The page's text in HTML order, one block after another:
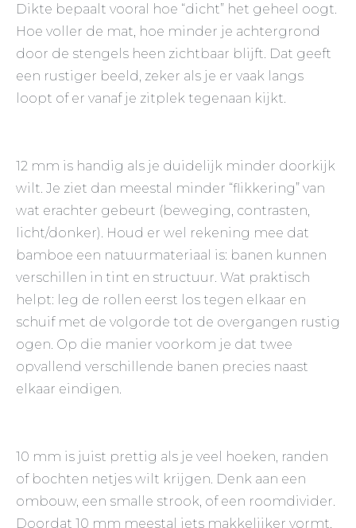
Dikte bepaalt vooral hoe “dicht” het geheel oogt.
Hoe voller de mat, hoe minder je achtergrond
door de stengels heen zichtbaar blijft. Dat geeft
een rustiger beeld, zeker als je er vaak langs
loopt of er vanaf je zitplek tegenaan kijkt.
12 mm is handig als je duidelijk minder doorkijk
wilt. Je ziet dan meestal minder “flikkering” van
wat erachter gebeurt (beweging, contrasten,
licht/donker). Houd er wel rekening mee dat
bamboe een natuurmateriaal is: banen kunnen
verschillen in tint en structuur. Wat praktisch
helpt: leg de rollen eerst los tegen elkaar en
schuif met de volgorde tot de overgangen rustig
ogen. Op die manier voorkom je dat twee
opvallend verschillende banen precies naast
elkaar eindigen.
10 mm is juist prettig als je veel hoeken, randen
of bochten netjes wilt krijgen. Denk aan een
ombouw, een smalle strook, of een roomdivider.
Doordat 10 mm meestal iets makkelijker vormt,